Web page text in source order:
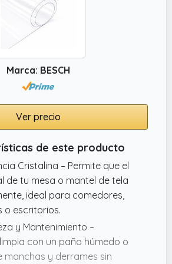
Marca: BESCH
Ver precio
de este producto
Cristalina – Permite que el
de tu mesa o mantel de tela
ideal para comedores,
o escritorios.
y Mantenimiento –
con un paño húmedo o
manchas y derrames sin